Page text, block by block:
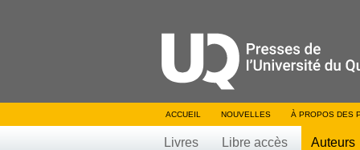
ACCUEIL NOUVELLES À PROPOS DES
Livres Libre accès Auteurs